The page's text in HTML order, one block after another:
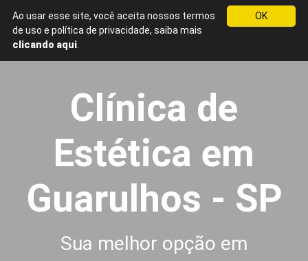
Clínica
de
Estética
Menu
Clínica de
Estética em
Guarulhos - SP
Sua melhor opção em
OK
Ao usar esse site, você aceita nossos termos
de uso e política de privacidade, saiba mais
clicando aqui